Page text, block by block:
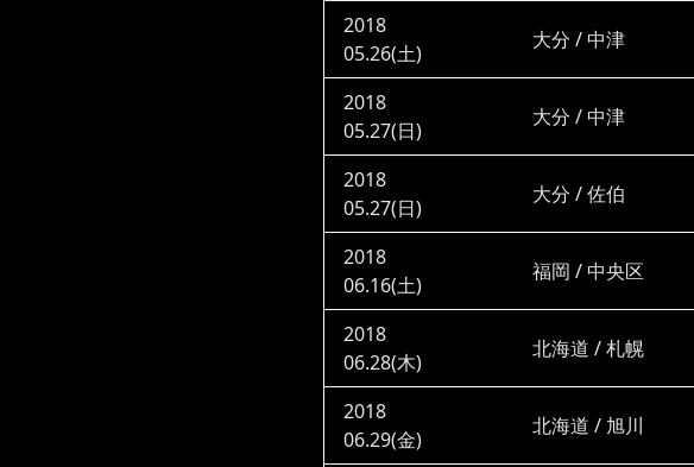
2018
05.26(土)
大分 / 中津
2018
05.27(日)
大分 / 中津
2018
05.27(日)
大分 / 佐伯
2018
06.16(土)
福岡 / 中央区
2018
06.28(木)
北海道 / 札幌
2018
06.29(金)
北海道 / 旭川